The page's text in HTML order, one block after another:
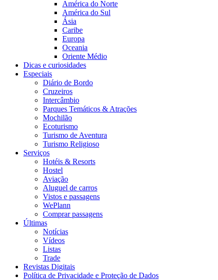
América do Norte
América do Sul
Ásia
Caribe
Europa
Oceania
Oriente Médio
Dicas e curiosidades
Especiais
Diário de Bordo
Cruzeiros
Intercâmbio
Parques Temáticos & Atrações
Mochilão
Ecoturismo
Turismo de Aventura
Turismo Religioso
Serviços
Hotéis & Resorts
Hostel
Aviação
Aluguel de carros
Vistos e passagens
WePlann
Comprar passagens
Últimas
Notícias
Vídeos
Listas
Trade
Revistas Digitais
Política de Privacidade e Proteção de Dados